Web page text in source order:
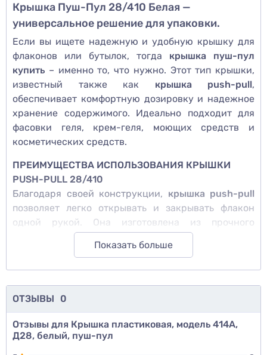
Крышка Пуш-Пул 28/410 Белая —
универсальное решение для упаковки.
Если вы ищете надежную и удобную крышку для
флаконов или бутылок, тогда крышка пуш-пул
купить – именно то, что нужно. Этот тип крышки,
известный также как крышка push-pull,
обеспечивает комфортную дозировку и надежное
хранение содержимого. Идеально подходит для
фасовки геля, крем-геля, моющих средств и
косметических средств.
ПРЕИМУЩЕСТВА ИСПОЛЬЗОВАНИЯ КРЫШКИ
PUSH-PULL 28/410
Благодаря своей конструкции, крышка push-pull
позволяет легко открывать и закрывать флакон
одной рукой. Она изготовлена из прочного
пластика, что гарантирует длительный срок
эксплуатации. Белый цвет придает
продуктов.
закрывается одной рукой
Показать больше
ОТЗЫВЫ 0
Отзывы для Крышка пластиковая, модель 414А,
Д28, белый, пуш-пул